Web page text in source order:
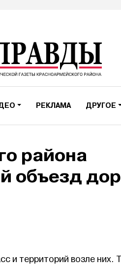
РЕКЛАМА ДРУГОЕ
района
объезд
и территорий возле них.